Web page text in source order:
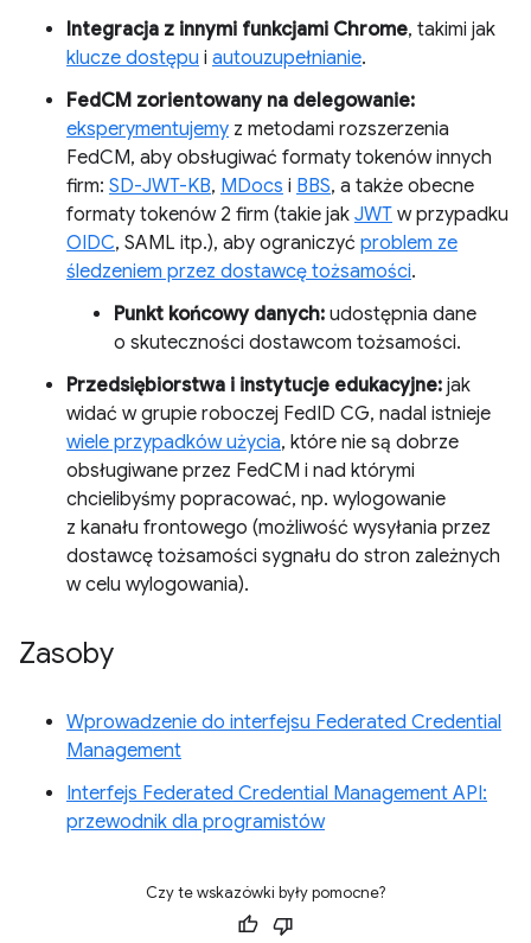
Integracja z innymi funkcjami Chrome, takimi jak
klucze dostępu i autouzupełnianie.
FedCM zorientowany na delegowanie:
eksperymentujemy z metodami rozszerzenia
FedCM, aby obsługiwać formaty tokenów innych
firm: SD-JWT-KB, MDocs i BBS, a także obecne
formaty tokenów 2 firm (takie jak JWT w przypadku
OIDC, SAML itp.), aby ograniczyć problem ze
śledzeniem przez dostawcę tożsamości.
Punkt końcowy danych: udostępnia dane
o skuteczności dostawcom tożsamości.
Przedsiębiorstwa i instytucje edukacyjne: jak
widać w grupie roboczej FedID CG, nadal istnieje
wiele przypadków użycia, które nie są dobrze
obsługiwane przez FedCM i nad którymi
chcielibyśmy popracować, np. wylogowanie
z kanału frontowego (możliwość wysyłania przez
dostawcę tożsamości sygnału do stron zależnych
w celu wylogowania).
Zasoby
Wprowadzenie do interfejsu Federated Credential
Management
Interfejs Federated Credential Management API:
przewodnik dla programistów
Czy te wskazówki były pomocne?